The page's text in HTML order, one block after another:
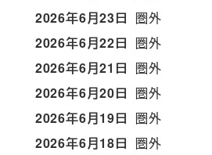
2026年6月23日 圏外
2026年6月22日 圏外
2026年6月21日 圏外
2026年6月20日 圏外
2026年6月19日 圏外
2026年6月18日 圏外